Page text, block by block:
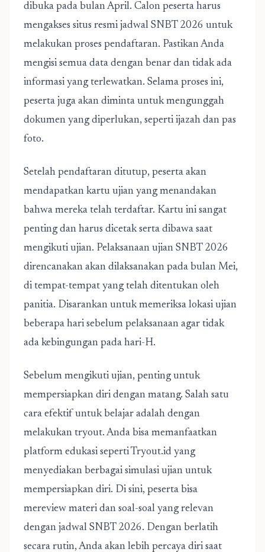
dibuka pada bulan April. Calon peserta harus
mengakses situs resmi jadwal SNBT 2026 untuk
melakukan proses pendaftaran. Pastikan Anda
mengisi semua data dengan benar dan tidak ada
informasi yang terlewatkan. Selama proses ini,
peserta juga akan diminta untuk mengunggah
dokumen yang diperlukan, seperti ijazah dan pas
foto.
Setelah pendaftaran ditutup, peserta akan
mendapatkan kartu ujian yang menandakan
bahwa mereka telah terdaftar. Kartu ini sangat
penting dan harus dicetak serta dibawa saat
mengikuti ujian. Pelaksanaan ujian SNBT 2026
direncanakan akan dilaksanakan pada bulan Mei,
di tempat-tempat yang telah ditentukan oleh
panitia. Disarankan untuk memeriksa lokasi ujian
beberapa hari sebelum pelaksanaan agar tidak
ada kebingungan pada hari-H.
Sebelum mengikuti ujian, penting untuk
mempersiapkan diri dengan matang. Salah satu
cara efektif untuk belajar adalah dengan
melakukan tryout. Anda bisa memanfaatkan
platform edukasi seperti Tryout.id yang
menyediakan berbagai simulasi ujian untuk
mempersiapkan diri. Di sini, peserta bisa
mereview materi dan soal-soal yang relevan
dengan jadwal SNBT 2026. Dengan berlatih
secara rutin, Anda akan lebih percaya diri saat